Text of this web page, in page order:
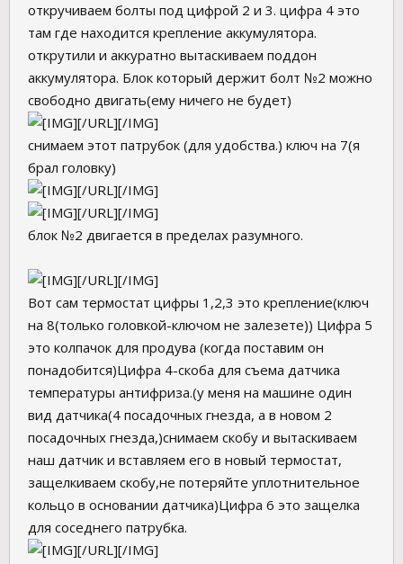
откручиваем болты под цифрой 2 и 3. цифра 4 это
там где находится крепление аккумулятора.
открутили и аккуратно вытаскиваем поддон
аккумулятора. Блок который держит болт №2 можно
свободно двигать(ему ничего не будет)
[/URL][/IMG]
снимаем этот патрубок (для удобства.) ключ на 7(я
брал головку)
[/URL][/IMG]
[/URL][/IMG]
блок №2 двигается в пределах разумного.
[/URL][/IMG]
Вот сам термостат цифры 1,2,3 это крепление(ключ
на 8(только головкой-ключом не залезете)) Цифра 5
это колпачок для продува (когда поставим он
понадобится)Цифра 4-скоба для съема датчика
температуры антифриза.(у меня на машине один
вид датчика(4 посадочных гнезда, а в новом 2
посадочных гнезда,)снимаем скобу и вытаскиваем
наш датчик и вставляем его в новый термостат,
защелкиваем скобу,не потеряйте уплотнительное
кольцо в основании датчика)Цифра 6 это защелка
для соседнего патрубка.
[/URL][/IMG]